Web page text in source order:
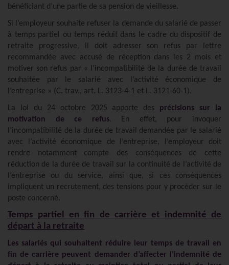
bénéficiant d’une partie de sa pension de vieillesse.
Si l’employeur souhaite refuser la demande du salarié de passer
à temps partiel ou temps réduit dans le cadre du dispositif de
retraite progressive, il doit adresser son refus par lettre
recommandée avec accusé de réception dans les 2 mois et
motiver son refus par « l’incompatibilité de la durée de travail
souhaitée par le salarié avec l’activité économique de
l’entreprise » (C. trav., art. L. 3123-4-1 et L. 3121-60-1).
La loi du 24 octobre 2025 apporte des précisions sur la
motivation de ce refus. En effet, pour invoquer
l’incompatibilité de la durée de travail demandée par le salarié
avec l’activité économique de l’entreprise, l’employeur doit
rendre notamment compte des conséquences de cette
réduction de la durée de travail sur la continuité de l’activité de
l’entreprise ou du service, ainsi que, si ces conséquences
impliquent un recrutement, des tensions pour y procéder sur le
poste concerné.
Temps partiel en fin de carrière et indemnité de
départ à la retraite
Les salariés qui souhaitent réduire leur temps de travail en
fin de carrière peuvent demander d’affecter l’indemnité de